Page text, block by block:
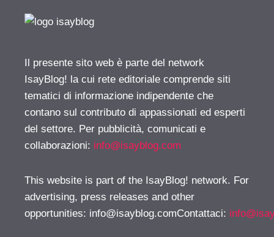
Il presente sito web è parte del network
IsayBlog! la cui rete editoriale comprende siti
tematici di informazione indipendente che
contano sul contributo di appassionati ed esperti
del settore. Per pubblicità, comunicati e
collaborazioni: info@isayblog.com
This website is part of the IsayBlog! network. For
advertising, press releases and other
opportunities: info@isayblog.comContattaci: